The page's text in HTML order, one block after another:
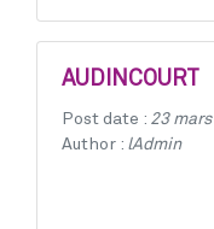
AUDINCOURT
Post date : 23
Author : lAdmin